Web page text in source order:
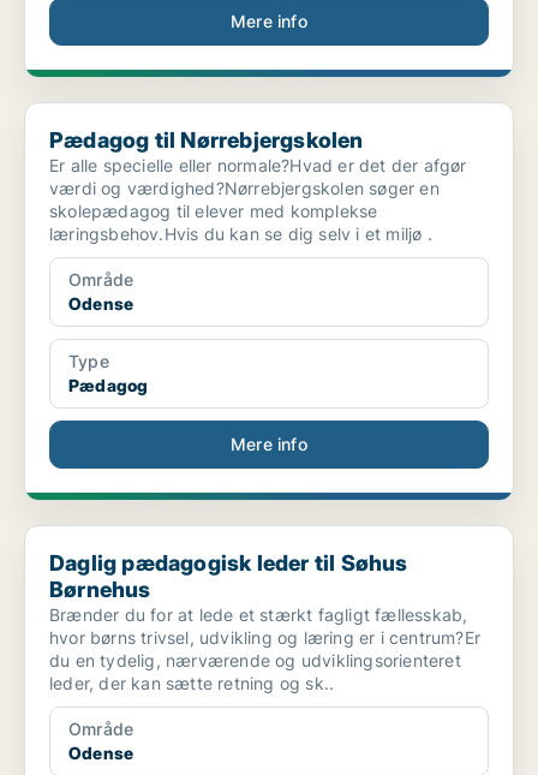
Mere info
Pædagog til Nørrebjergskolen
Pædagog til Nørrebjergskolen
Er alle specielle eller normale?Hvad er det der afgør
værdi og værdighed?Nørrebjergskolen søger en
skolepædagog til elever med komplekse
læringsbehov.Hvis du kan se dig selv i et miljø .
Område
Odense
Type
Pædagog
Mere info
Daglig pædagogisk leder til Søhus Børnehus
Daglig pædagogisk leder til Søhus
Børnehus
Brænder du for at lede et stærkt fagligt fællesskab,
hvor børns trivsel, udvikling og læring er i centrum?Er
du en tydelig, nærværende og udviklingsorienteret
leder, der kan sætte retning og sk..
Område
Odense